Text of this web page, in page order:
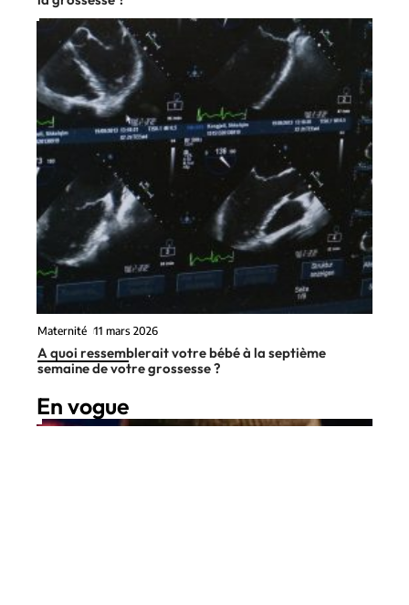
Maternité 11 mars 2026
A quoi ressemblerait votre bébé à la septième
semaine de votre grossesse ?
En vogue